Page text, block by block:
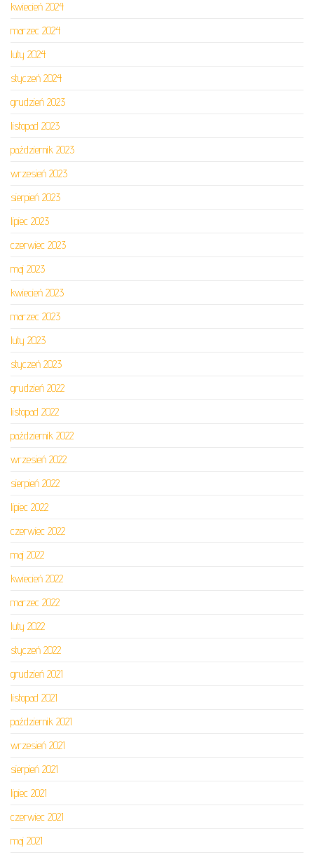
kwiecień 2024
marzec 2024
luty 2024
styczeń 2024
grudzień 2023
listopad 2023
październik 2023
wrzesień 2023
sierpień 2023
lipiec 2023
czerwiec 2023
maj 2023
kwiecień 2023
marzec 2023
luty 2023
styczeń 2023
grudzień 2022
listopad 2022
październik 2022
wrzesień 2022
sierpień 2022
lipiec 2022
czerwiec 2022
maj 2022
kwiecień 2022
marzec 2022
luty 2022
styczeń 2022
grudzień 2021
listopad 2021
październik 2021
wrzesień 2021
sierpień 2021
lipiec 2021
czerwiec 2021
maj 2021